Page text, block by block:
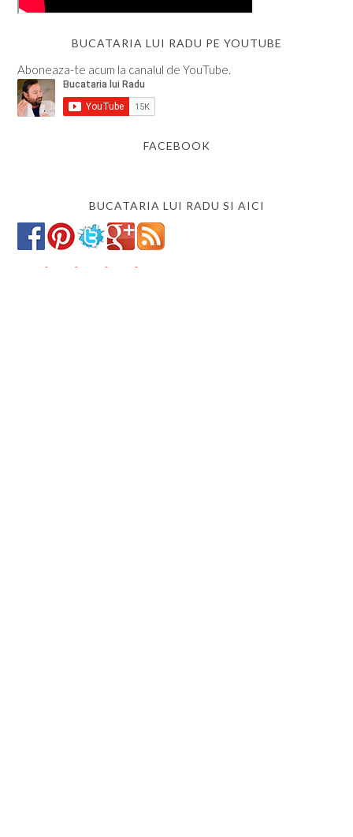
BUCATARIA LUI RADU PE YOUTUBE
Aboneaza-te acum la canalul de YouTube.
FACEBOOK
BUCATARIA LUI RADU SI AICI